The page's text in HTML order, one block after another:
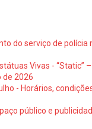
do serviço de polícia
Vivas - “Static”
de 2026
- Horários,
público e